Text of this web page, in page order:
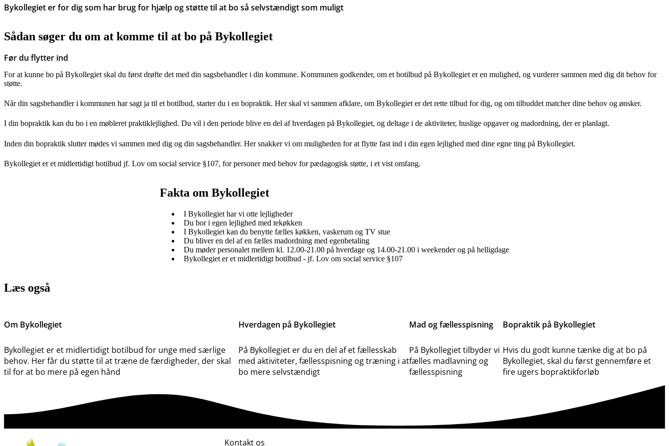
Bykollegiet er for dig som har brug for hjælp og støtte til at bo så selvstændigt som muligt
Sådan søger du om at komme til at bo på Bykollegiet
Før du flytter ind
For at kunne bo på Bykollegiet skal du først drøfte det med din sagsbehandler i din kommune. Kommunen godkender, om et botilbud på Bykollegiet er en mulighed, og vurderer sammen med dig dit behov for
støtte.
Når din sagsbehandler i kommunen har sagt ja til et botilbud, starter du i en bopraktik. Her skal vi sammen afklare, om Bykollegiet er det rette tilbud for dig, og om tilbuddet matcher dine behov og ønsker.
I din bopraktik kan du bo i en møbleret praktiklejlighed. Du vil i den periode blive en del af hverdagen på Bykollegiet, og deltage i de aktiviteter, huslige opgaver og madordning, der er planlagt.
Inden din bopraktik slutter mødes vi sammen med dig og din sagsbehandler. Her snakker vi om muligheden for at flytte fast ind i din egen lejlighed med dine egne ting på Bykollegiet.
Bykollegiet er et midlertidigt botilbud jf. Lov om social service §107, for personer med behov for pædagogisk støtte, i et vist omfang.
Fakta om Bykollegiet
I Bykollegiet har vi otte lejligheder
Du bor i egen lejlighed med tekøkken
I Bykollegiet kan du benytte fælles køkken, vaskerum og TV stue
Du bliver en del af en fælles madordning med egenbetaling
Du møder personalet mellem kl. 12.00-21.00 på hverdage og 14.00-21.00 i weekender og på helligdage
Bykollegiet er et midlertidigt botilbud - jf. Lov om social service §107
Læs også
Om Bykollegiet
Bykollegiet er et midlertidigt botilbud for unge med særlige
behov. Her får du støtte til at træne de færdigheder, der skal
til for at bo mere på egen hånd
Hverdagen på Bykollegiet
På Bykollegiet er du en del af et fællesskab
med aktiviteter, fællesspisning og træning i at
bo mere selvstændigt
Mad og fællesspisning
På Bykollegiet tilbyder vi
fælles madlavning og
fællesspisning
Bopraktik på Bykollegiet
Hvis du godt kunne tænke dig at bo på
Bykollegiet, skal du først gennemføre et
fire ugers bopraktikforløb
Kontakt os